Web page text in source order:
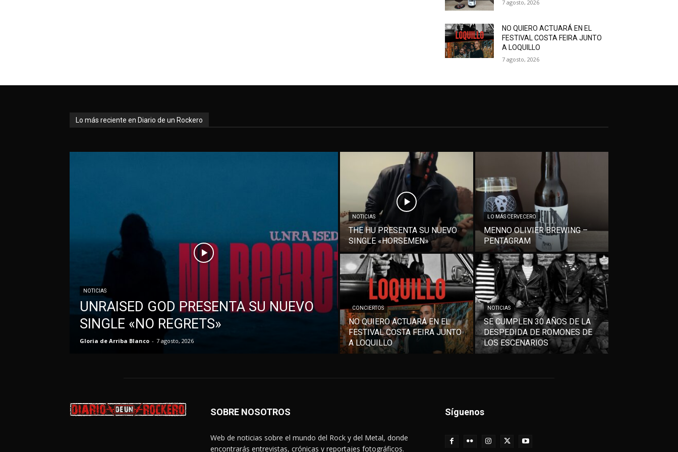
7 agosto, 2026
NO QUIERO ACTUARÁ EN EL
FESTIVAL COSTA FEIRA JUNTO
A LOQUILLO
7 agosto, 2026
Lo más reciente en Diario de un Rockero
NOTICIAS
UNRAISED GOD PRESENTA SU NUEVO
SINGLE «NO REGRETS»
Gloria de Arriba Blanco - 7 agosto, 2026
NOTICIAS
THE HU PRESENTA SU NUEVO
SINGLE «HORSEMEN»
LO MÁS CERVECERO
MENNO OLIVIER BREWING –
PENTAGRAM
CONCIERTOS
NO QUIERO ACTUARÁ EN EL
FESTIVAL COSTA FEIRA JUNTO
A LOQUILLO
NOTICIAS
SE CUMPLEN 30 AÑOS DE LA
DESPEDIDA DE ROMONES DE
LOS ESCENARIOS
SOBRE NOSOTROS
Web de noticias sobre el mundo del Rock y del Metal, donde
encontrarás entrevistas, crónicas y reportajes fotográficos.
Síguenos